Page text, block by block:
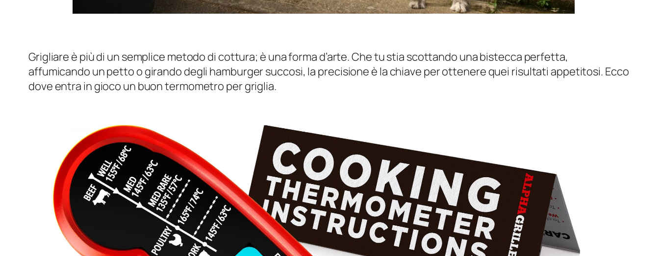
Grigliare è più di un semplice metodo di cottura; è una forma d’arte. Che tu stia scottando una bistecca perfetta,
affumicando un petto o girando degli hamburger succosi, la precisione è la chiave per ottenere quei risultati appetitosi. Ecco
dove entra in gioco un buon termometro per griglia.